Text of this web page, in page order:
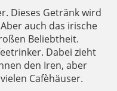
Dieses Getränk wird
auch das irische
Beliebtheit.
Dabei zieht
den Iren, aber
Cafèhäuser.